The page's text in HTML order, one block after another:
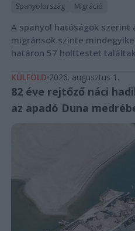
Spanyolország Migráció
A spanyol hatóságok szerint
migránsok szinte
határon 57 holttestet
KÜLFÖLD 2026. augusztus 1.
82 éve rejtőző náci
az apadó Duna